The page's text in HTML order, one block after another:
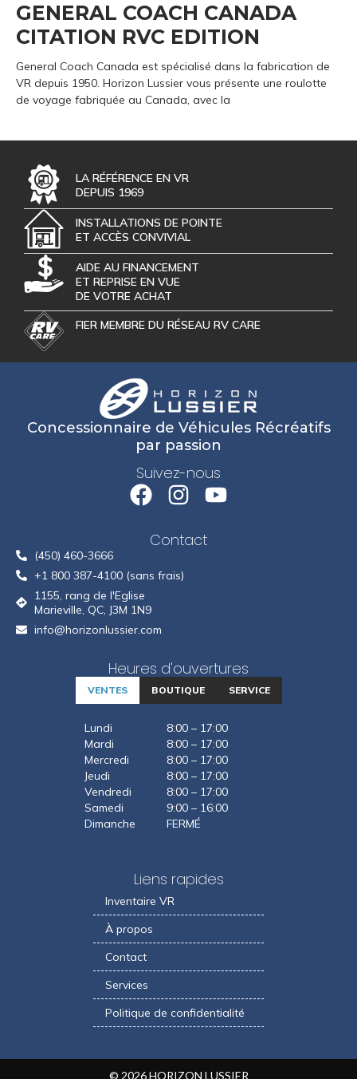
GENERAL COACH CANADA
CITATION RVC EDITION
General Coach Canada est spécialisé dans la fabrication de
VR depuis 1950. Horizon Lussier vous présente une roulotte
de voyage fabriquée au Canada, avec la
LA RÉFÉRENCE EN VR
DEPUIS 1969
INSTALLATIONS DE POINTE
ET ACCÈS CONVIVIAL
AIDE AU FINANCEMENT
ET REPRISE EN VUE
DE VOTRE ACHAT
FIER MEMBRE DU RÉSEAU RV CARE
Liens rapides
Inventaire VR
À propos
Contact
Services
Politique de confidentialité
Heures d'ouvertures
VENTES BOUTIQUE SERVICE
Lundi
8:00 – 17:00
Mardi
8:00 – 17:00
Mercredi
8:00 – 17:00
Jeudi
8:00 – 17:00
Vendredi
8:00 – 17:00
Samedi
9:00 – 16:00
Dimanche
FERMÉ
Contact
(450) 460-3666
+1 800 387-4100 (sans frais)
1155, rang de l'Eglise
Marieville, QC, J3M 1N9
info@horizonlussier.com
Concessionnaire de Véhicules Récréatifs
par passion
Suivez-nous
© 2026 HORIZON LUSSIER